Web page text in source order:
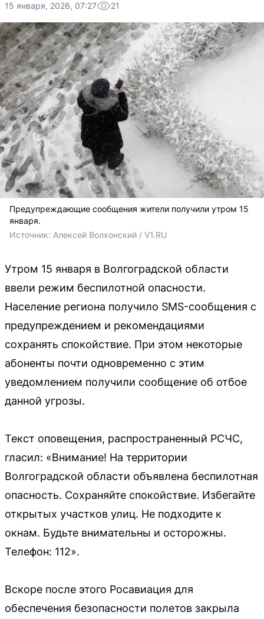
15 января, 2026, 07:27 21
Предупреждающие сообщения жители получили утром 15
января.
Источник: Алексей Волхонский / V1.RU
Утром 15 января в Волгоградской области
ввели режим беспилотной опасности.
Население региона получило SMS-сообщения с
предупреждением и рекомендациями
сохранять спокойствие. При этом некоторые
абоненты почти одновременно с этим
уведомлением получили сообщение об отбое
данной угрозы.
Текст оповещения, распространенный РСЧС,
гласил: «Внимание! На территории
Волгоградской области объявлена беспилотная
опасность. Сохраняйте спокойствие. Избегайте
открытых участков улиц. Не подходите к
окнам. Будьте внимательны и осторожны.
Телефон: 112».
Вскоре после этого Росавиация для
обеспечения безопасности полетов закрыла